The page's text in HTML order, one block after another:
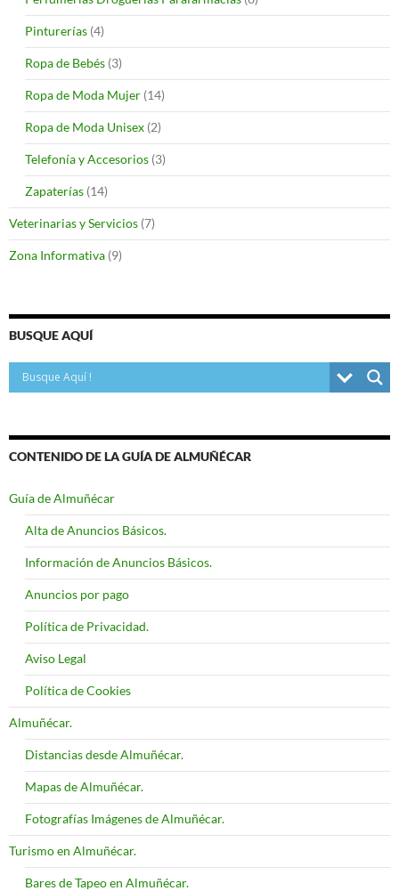
Pinturerías (4)
Ropa de Bebés (3)
Ropa de Moda Mujer (14)
Ropa de Moda Unisex (2)
Telefonía y Accesorios (3)
Zapaterías (14)
Veterinarias y Servicios (7)
Zona Informativa (9)
BUSQUE AQUÍ
CONTENIDO DE LA GUÍA DE ALMUÑÉCAR
Guía de Almuñécar
Alta de Anuncios Básicos.
Información de Anuncios Básicos.
Anuncios por pago
Política de Privacidad.
Aviso Legal
Política de Cookies
Almuñécar.
Distancias desde Almuñécar.
Mapas de Almuñécar.
Fotografías Imágenes de Almuñécar.
Turismo en Almuñécar.
Bares de Tapeo en Almuñécar.